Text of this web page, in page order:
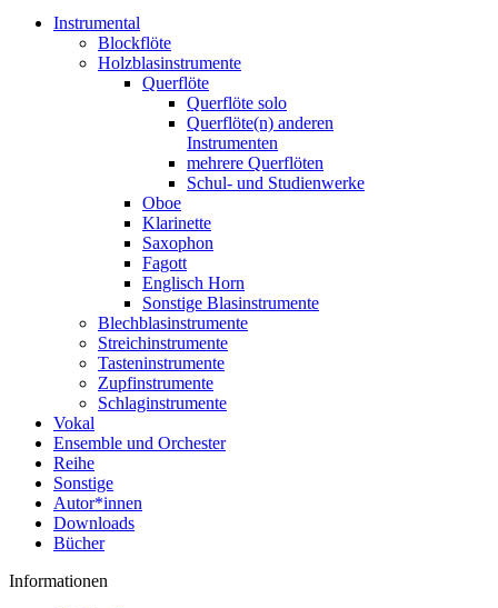
Instrumental
Blockflöte
Holzblasinstrumente
Querflöte
Querflöte solo
Querflöte(n) anderen
Instrumenten
mehrere Querflöten
Schul- und Studienwerke
Oboe
Klarinette
Saxophon
Fagott
Englisch Horn
Sonstige Blasinstrumente
Blechblasinstrumente
Streichinstrumente
Tasteninstrumente
Zupfinstrumente
Schlaginstrumente
Vokal
Ensemble und Orchester
Reihe
Sonstige
Autor*innen
Downloads
Bücher
Informationen